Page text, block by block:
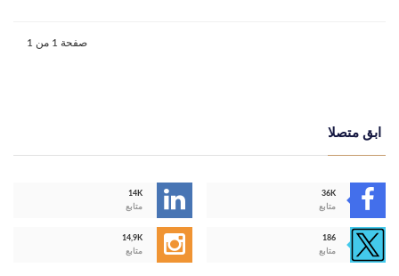
صفحة 1 من 1
ابق متصلا
14K
متابع
36K
متابع
14,9K
متابع
186
متابع